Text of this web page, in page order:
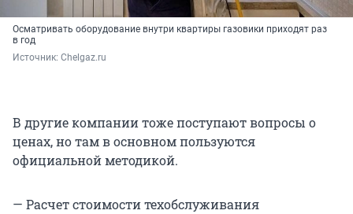
Осматривать оборудование внутри квартиры газовики приходят раз
в год
Источник: Chelgaz.ru
В другие компании тоже поступают вопросы о
ценах, но там в основном пользуются
официальной методикой.
— Расчет стоимости техобслуживания